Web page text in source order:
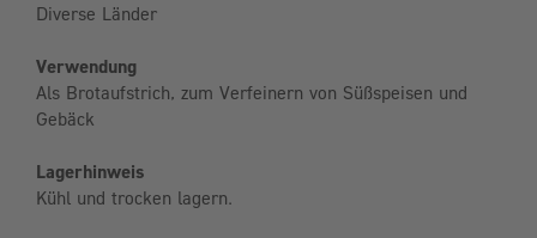
Diverse Länder
Verwendung
Als Brotaufstrich, zum Verfeinern von Süßspeisen und
Gebäck
Lagerhinweis
Kühl und trocken lagern.